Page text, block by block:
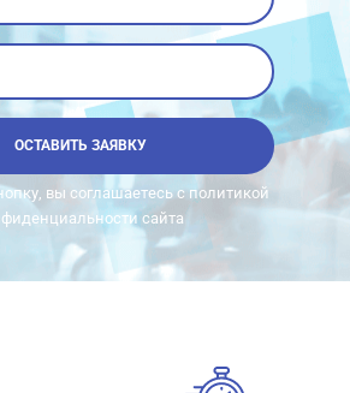
ОСТАВИТЬ ЗАЯВКУ
вы соглашаетесь с политикой
сайта